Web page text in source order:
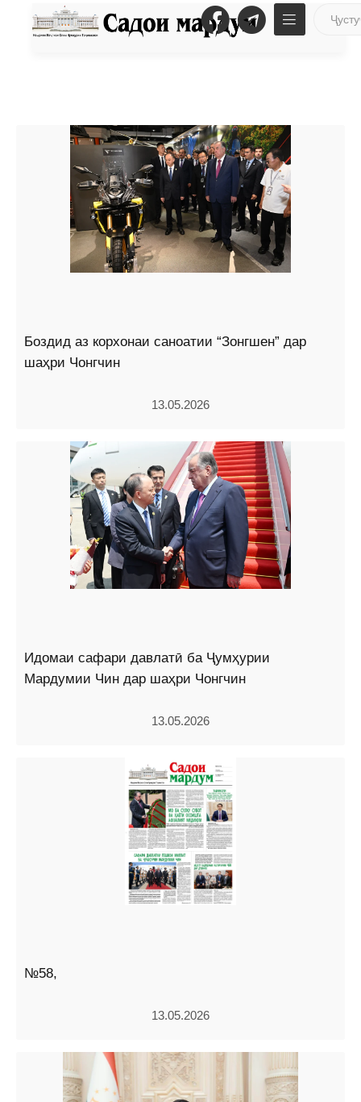
Боздид аз корхонаи саноатии “Зонгшен” дар
шаҳри Чонгчин
13.05.2026
Идомаи сафари давлатӣ ба Ҷумҳурии
Мардумии Чин дар шаҳри Чонгчин
13.05.2026
№58,
13.05.2026